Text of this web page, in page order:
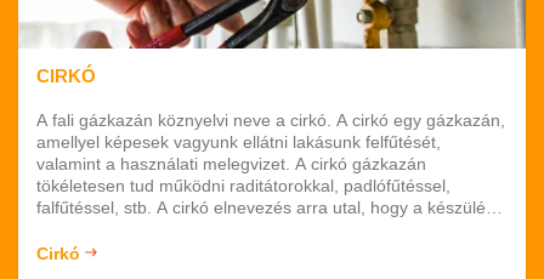
CIRKÓ
A fali gázkazán köznyelvi neve a cirkó. A cirkó egy gázkazán,
amellyel képesek vagyunk ellátni lakásunk felfűtését,
valamint a használati melegvizet. A cirkó gázkazán
tökéletesen tud működni raditátorokkal, padlófűtéssel,
falfűtéssel, stb. A cirkó elnevezés arra utal, hogy a készülék
működik, hogy a kazán megtermeli a melegvizet, majd egy
Cirkó